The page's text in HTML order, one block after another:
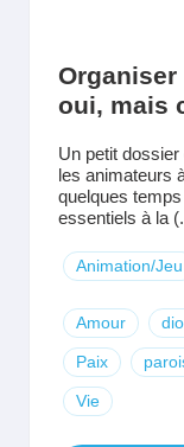
oui, mais
Un petit
les animateurs
quelques
essentiels à la
Animation/Jeu
Amour
Paix
Vie